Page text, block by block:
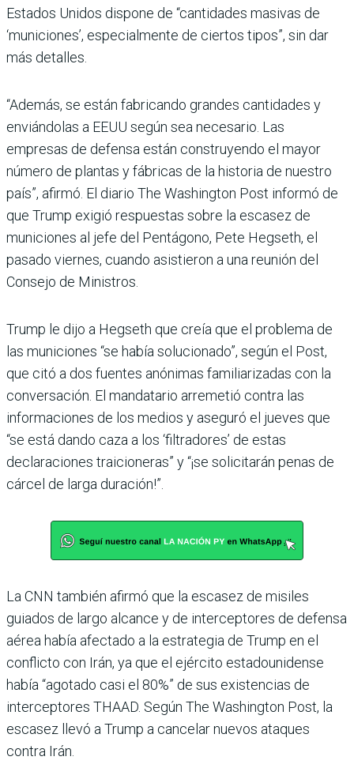
Estados Unidos dispone de “cantidades masivas de
‘municiones’, especialmente de ciertos tipos”, sin dar
más detalles.
“Además, se están fabricando grandes cantidades y
enviándolas a EEUU según sea necesario. Las
empresas de defensa están construyendo el mayor
número de plantas y fábricas de la historia de nuestro
país”, afirmó. El diario The Washington Post informó de
que Trump exigió respuestas sobre la escasez de
municiones al jefe del Pentágono, Pete Hegseth, el
pasado viernes, cuando asistieron a una reunión del
Consejo de Ministros.
Trump le dijo a Hegseth que creía que el problema de
las municiones “se había solucionado”, según el Post,
que citó a dos fuentes anónimas familiarizadas con la
conversación. El mandatario arremetió contra las
informaciones de los medios y aseguró el jueves que
“se está dando caza a los ‘filtradores’ de estas
declaraciones traicioneras” y “¡se solicitarán penas de
cárcel de larga duración!”.
La CNN también afirmó que la escasez de misiles
guiados de largo alcance y de interceptores de defensa
aérea había afectado a la estrategia de Trump en el
conflicto con Irán, ya que el ejército estadounidense
había “agotado casi el 80%” de sus existencias de
interceptores THAAD. Según The Washington Post, la
escasez llevó a Trump a cancelar nuevos ataques
contra Irán.